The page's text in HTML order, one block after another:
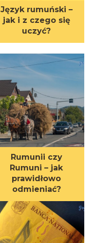
Język rumuński –
jak i z czego się
uczyć?
Rumunii czy
Rumuni – jak
prawidłowo
odmieniać?